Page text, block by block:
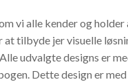
vi alle kender og holder
tilbyde jer visuelle
udvalgte designs er
Dette design er